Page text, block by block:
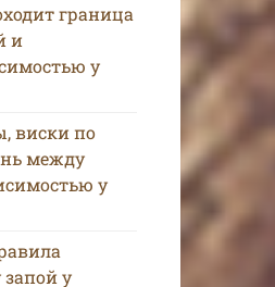
граница
и
у
виски по
между
у
у